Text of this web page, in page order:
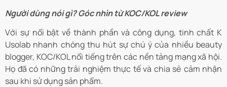
Người dùng nói gì? Góc nhìn từ KOC/KOL review
Với sự nổi bật về thành phần và công dụng, tinh chất K
Usolab nhanh chóng thu hút sự chú ý của nhiều beauty
blogger, KOC/KOL nổi tiếng trên các nền tảng mạng xã hội.
Họ đã có những trải nghiệm thực tế và chia sẻ cảm nhận
sau khi sử dụng sản phẩm.